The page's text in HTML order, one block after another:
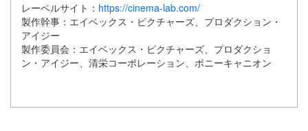
レーベルサイト： https://cinema-lab.com/
製作幹事：エイベックス・ピクチャーズ、プロダクション・
アイジー
製作委員会：エイベックス・ピクチャーズ、プロダクショ
ン・アイジー、清栄コーポレーション、ポニーキャニオン